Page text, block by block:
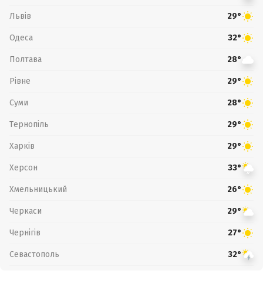
Львів 29°
Одеса 32°
Полтава 28°
Рівне 29°
Суми 28°
Тернопіль 29°
Харків 29°
Херсон 33°
Хмельницький 26°
Черкаси 29°
Чернігів 27°
Севастополь 32°